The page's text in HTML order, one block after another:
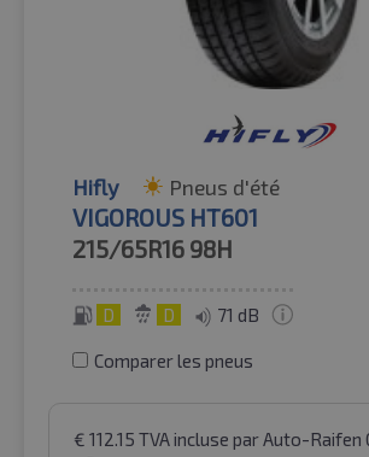
Hifly Pneus d'été
VIGOROUS HT601
215/65R16 98H
D D 71 dB
Comparer les pneus
€ 112.15 TVA incluse par Auto-Raifen